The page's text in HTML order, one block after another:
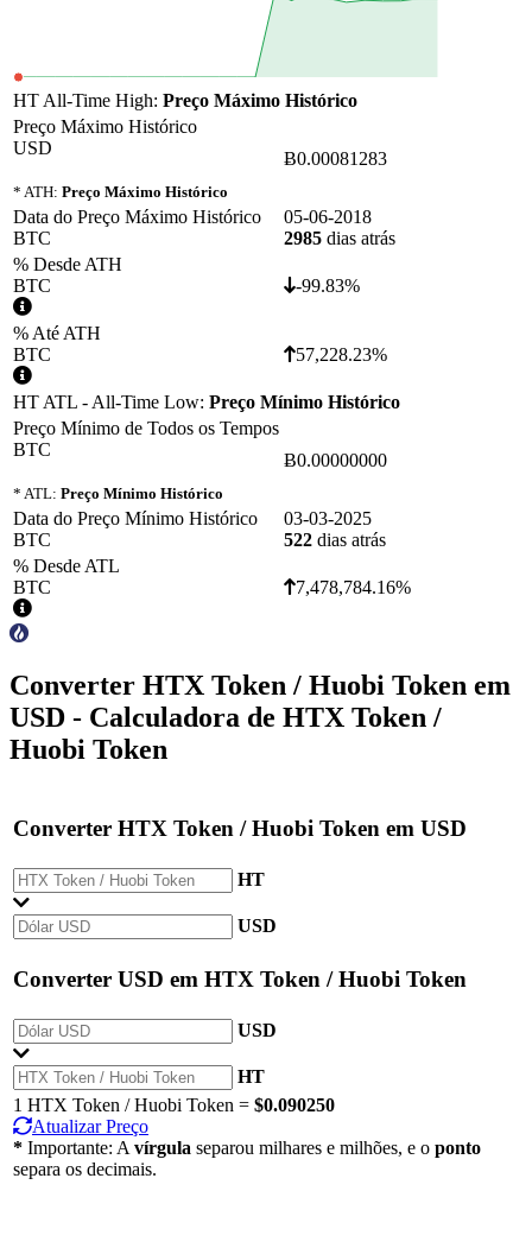
HT All-Time High: Preço Máximo Histórico
Preço Máximo Histórico
USD
* ATH: Preço Máximo Histórico
Ƀ0.00081283
Data do Preço Máximo Histórico
BTC
05-06-2018
2985 dias atrás
% Desde ATH
BTC
-99.83%
% Até ATH
BTC
57,228.23%
HT ATL - All-Time Low: Preço Mínimo Histórico
Preço Mínimo de Todos os Tempos
BTC
* ATL: Preço Mínimo Histórico
Ƀ0.00000000
Data do Preço Mínimo Histórico
BTC
03-03-2025
522 dias atrás
% Desde ATL
BTC
7,478,784.16%
Converter HTX Token / Huobi Token em
USD - Calculadora de HTX Token /
Huobi Token
Converter HTX Token / Huobi Token em USD
HT
USD
Converter USD em HTX Token / Huobi Token
USD
HT
1 HTX Token / Huobi Token = $0.090250
Atualizar Preço
* Importante: A vírgula separou milhares e milhões, e o ponto
separa os decimais.